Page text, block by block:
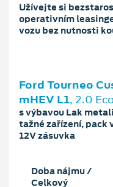
Užívejte si
operativním
vozu bez nutnosti
Ford Tourneo
mHEV L1, 2.0
s výbavou Lak
tažné zařízení,
12V zásuvka
Doba nájmu /
Celkový